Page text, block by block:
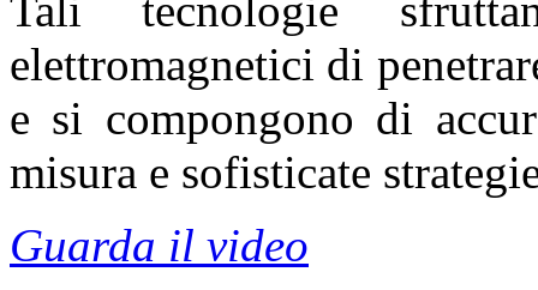
elettromagnetici di
e si compongono di
misura e sofisticate
Guarda il video